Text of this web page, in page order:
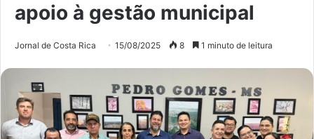
apoio à gestão municipal
Jornal de Costa Rica 15/08/2025 8 1 minuto de leitura